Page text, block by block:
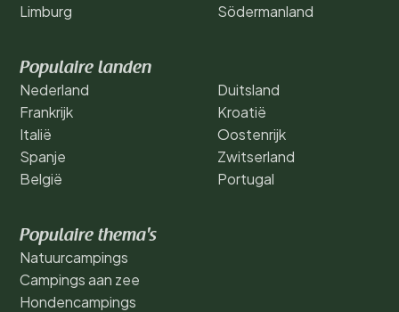
Limburg
Södermanland
Populaire landen
Nederland
Frankrijk
Italië
Spanje
België
Duitsland
Kroatië
Oostenrijk
Zwitserland
Portugal
Populaire thema's
Natuurcampings
Campings aan zee
Hondencampings